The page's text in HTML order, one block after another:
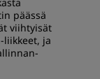
päässä
viihtyisät
ja